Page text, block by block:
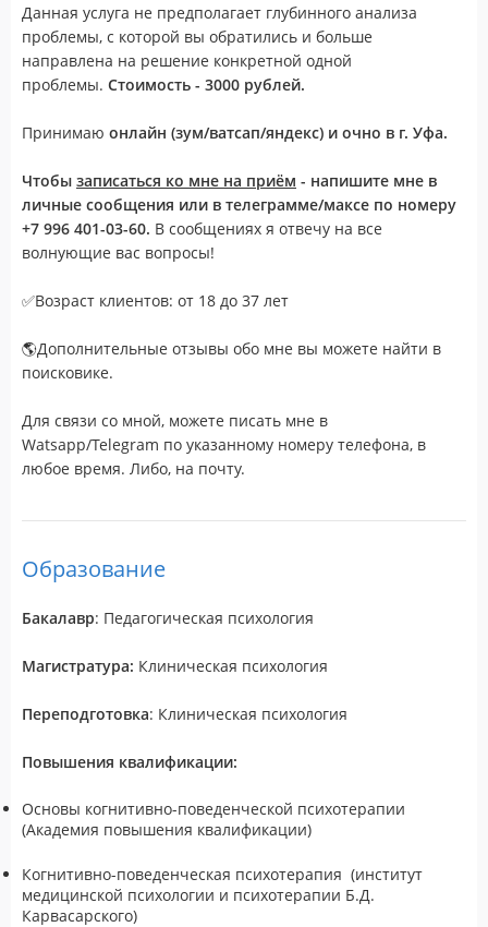
Данная услуга не предполагает глубинного анализа
проблемы, с которой вы обратились и больше
направлена на решение конкретной одной
проблемы. Стоимость - 3000 рублей.
Принимаю онлайн (зум/ватсап/яндекс) и очно в г. Уфа.
Чтобы записаться ко мне на приём - напишите мне в
личные сообщения или в телеграмме/максе по номеру
+7 996 401-03-60. В сообщениях я отвечу на все
волнующие вас вопросы!
✅Возраст клиентов: от 18 до 37 лет
🌎Дополнительные отзывы обо мне вы можете найти в
поисковике.
Для связи со мной, можете писать мне в
Watsapp/Telegram по указанному номеру телефона, в
любое время. Либо, на почту.
Образование
Бакалавр: Педагогическая психология
Магистратура: Клиническая психология
Переподготовка: Клиническая психология
Повышения квалификации:
Основы когнитивно-поведенческой психотерапии
(Академия повышения квалификации)
Когнитивно-поведенческая психотерапия (институт
медицинской психологии и психотерапии Б.Д.
Карвасарского)